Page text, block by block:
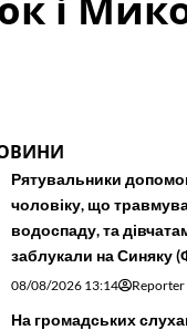
Рятувальники
чоловіку, що
водоспаду, та
заблукали на Синяку
08/08/2026 13:14 Reporter
На громадських